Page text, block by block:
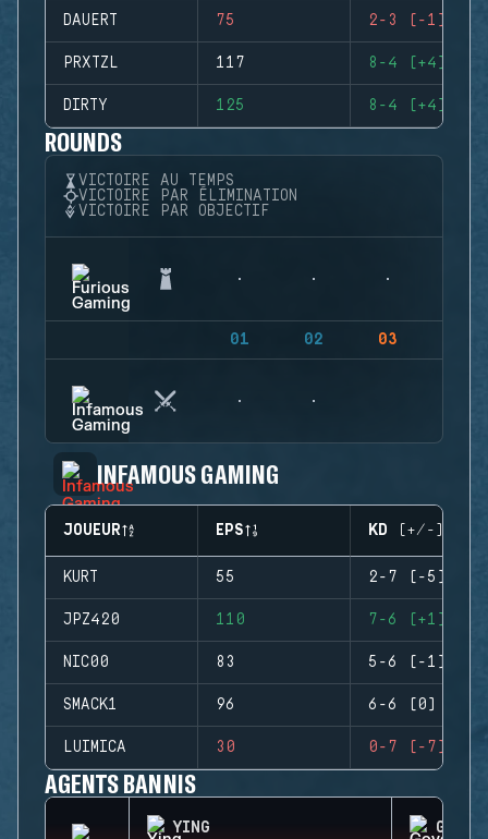
DAUERT 75 2-3 (-1)
PRXTZL 117 8-4 (+4)
DIRTY 125 8-4 (+4)
ROUNDS
VICTOIRE AU TEMPS
VICTOIRE PAR ÉLIMINATION
VICTOIRE PAR OBJECTIF
01 02 03
INFAMOUS GAMING
JOUEUR EPS KD (+/-)
KURT 55 2-7 (-5)
JPZ420 110 7-6 (+1)
NIC00 83 5-6 (-1)
SMACK1 96 6-6 (0)
LUIMICA 30 0-7 (-7)
AGENTS BANNIS
YING GOYO